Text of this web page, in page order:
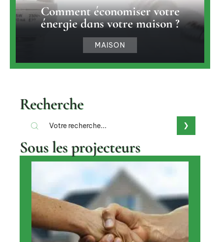
Comment économiser votre
énergie dans votre maison ?
MAISON
Recherche
Sous les projecteurs